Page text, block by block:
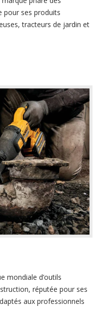
pour ses produits
tracteurs de jardin et
mondiale d’outils
réputée pour ses
aux professionnels